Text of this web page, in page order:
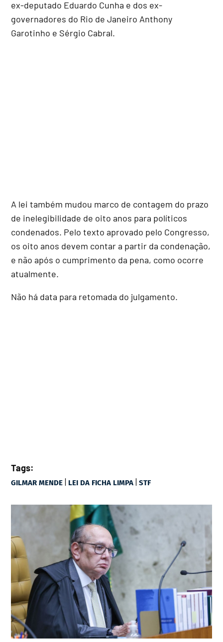
ex-deputado Eduardo Cunha e dos ex-
governadores do Rio de Janeiro Anthony
Garotinho e Sérgio Cabral.
A lei também mudou marco de contagem do prazo
de inelegibilidade de oito anos para políticos
condenados. Pelo texto aprovado pelo Congresso,
os oito anos devem contar a partir da condenação,
e não após o cumprimento da pena, como ocorre
atualmente.
Não há data para retomada do julgamento.
Tags:
GILMAR MENDE | LEI DA FICHA LIMPA |STF